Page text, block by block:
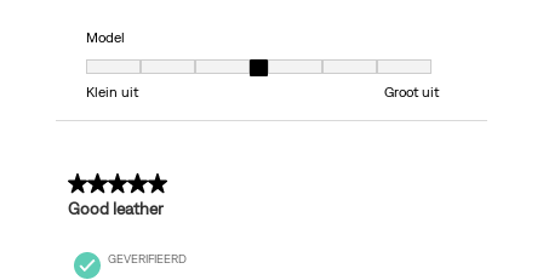
Model
Model, 4 van 7, waarbij 1 gelijk is aan Klein uit en 7 gelijk is aan Groot uit
Klein uit
Groot uit
5 van 5 sterren.
Good leather
GEVERIFIEERD